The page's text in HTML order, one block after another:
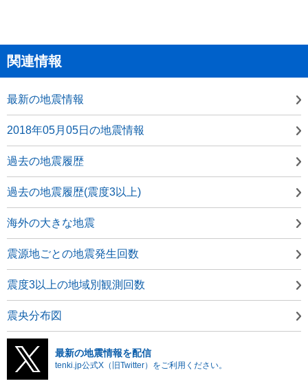
関連情報
最新の地震情報
2018年05月05日の地震情報
過去の地震履歴
過去の地震履歴(震度3以上)
海外の大きな地震
震源地ごとの地震発生回数
震度3以上の地域別観測回数
震央分布図
最新の地震情報を配信
tenki.jp公式X（旧Twitter）をご利用ください。